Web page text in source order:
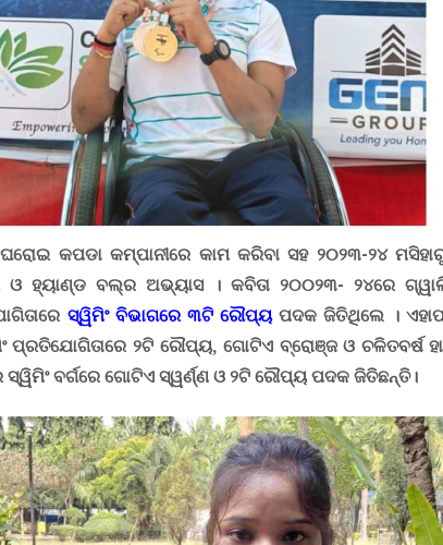
କପଡା କମ୍ପାନୀରେ କାମ କରିବା ସହ ୨୦୨୩-୨୪
ହ୍ୟାଣ୍ଡ ବଲ୍‌ର ଅଭ୍ୟାସ । କବିତା ୨୦୦୨୩- ୨୪ରେ
ସ୍ୱିମିଂ ବିଭାଗରେ ୩ଟି ରୌପ୍ୟପଦକ ଜିତିଥିଲେ ।
ପ୍ରତିଯୋଗିତାରେ ୨ଟି ରୌପ୍ୟ,ଗୋଟିଏ ବ୍ରୋଞ୍ଜ ଓ ଚଳିତବର୍ଷ
ସ୍ୱିମିଂ ବର୍ଗରେ ଗୋଟିଏ ସ୍ୱର୍ଣ୍ଣ ଓ ୨ଟି ରୌପ୍ୟ ପଦକ ଜିତିଛନ୍ତି।